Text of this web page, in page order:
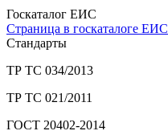
Госкаталог ЕИС
Страница в госкаталоге ЕИС
Стандарты
ТР ТС 034/2013
ТР ТС 021/2011
ГОСТ 20402-2014